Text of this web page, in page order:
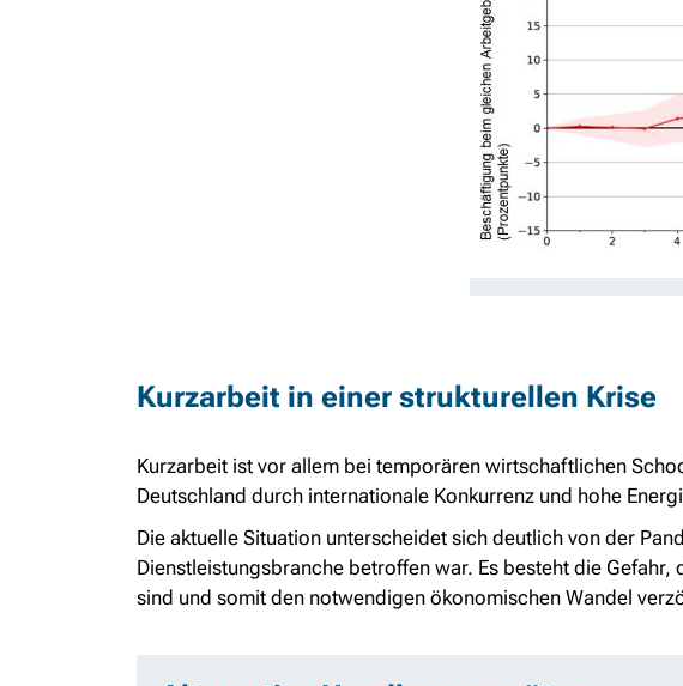
Kurzarbeit in einer strukturellen Krise
Kurzarbeit ist vor allem bei temporären wirtschaftlichen
Deutschland durch internationale Konkurrenz und hohe
Die aktuelle Situation unterscheidet sich deutlich von der
Dienstleistungsbranche betroffen war. Es besteht die
sind und somit den notwendigen ökonomischen Wandel